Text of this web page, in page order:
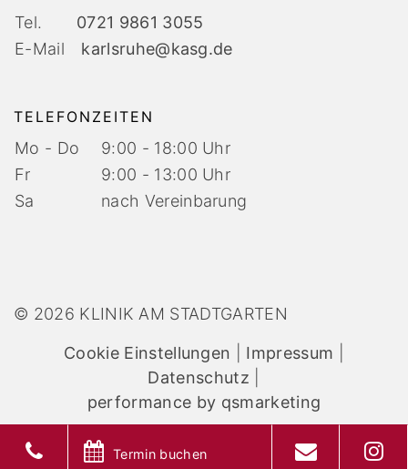
Tel.
0721 9861 3055
E-Mail
karlsruhe@kasg.de
TELEFONZEITEN
Mo - Do
9:00 - 18:00 Uhr
Fr
9:00 - 13:00 Uhr
Sa
nach Vereinbarung
© 2026 KLINIK AM STADTGARTEN
Cookie Einstellungen Impressum
Datenschutz
performance by qsmarketing
Termin buchen